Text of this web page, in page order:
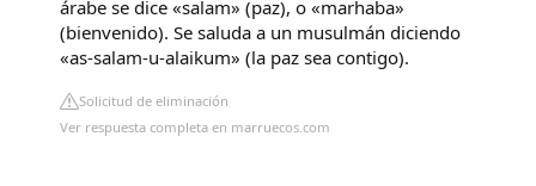
árabe se dice «salam» (paz), o «marhaba»
(bienvenido). Se saluda a un musulmán diciendo
«as-salam-u-alaikum» (la paz sea contigo).
Solicitud de eliminación
Ver respuesta completa en marruecos.com